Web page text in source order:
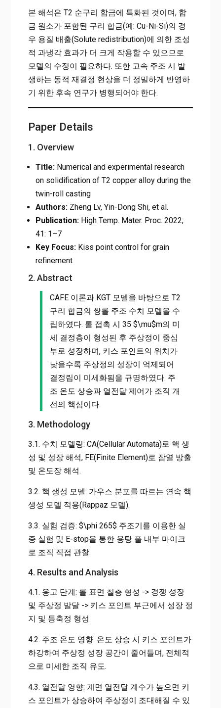
본 해석은 T2 순구리 합금에 특화된 것이며, 합
금 원소가 포함된 구리 합금(예: Cu-Ni-Si)의 경
우 용질 배출(Solute redistribution)에 의한 조성
적 과냉각 효과가 더 크게 작용할 수 있으므로
모델의 수정이 필요하다. 또한 고속 주조 시 발
생하는 동적 재결정 현상을 더 정밀하게 반영하
기 위한 후속 연구가 병행되어야 한다.
Paper Details
1. Overview
Title:Numerical and experimental research
on solidification of T2 copper alloy during the
twin-roll casting
Authors:Zheng Lv, Yin-Dong Shi, et al.
Publication:High Temp. Mater. Proc. 2022;
41: 1–7
Key Focus:Kiss point control for grain
refinement
2. Abstract
CAFE 이론과 KGT 모델을 바탕으로 T2
구리 합금의 쌍롤 주조 수치 모델을 수
립하였다. 롤 접촉 시 35 $\mu$m의 미
세 결정층이 형성된 후 주상정이 중심
부로 성장하며, 키스 포인트의 위치가
낮을수록 주상정의 성장이 억제되어
결정립이 미세화됨을 규명하였다. 주
조 온도 상승과 열전달 제어가 조직 개
선의 핵심이다.
3. Methodology
3.1. 수치 모델링: CA(Cellular Automata)로 핵 생
성 및 성장 해석, FE(Finite Element)로 잠열 방출
및 온도장 해석.
3.2. 핵 생성 모델: 가우스 분포를 따르는 연속 핵
생성 모델 적용(Rappaz 모델).
3.3. 실험 검증: $\phi 265$ 주조기를 이용한 실
증 실험 및 E-stop을 통한 용탕 풀 내부 마이크
로 조직 직접 관찰.
4. Results and Analysis
4.1. 응고 단계: 롤 표면 칠층 형성 -> 경쟁 성장
및 주상정 발달 -> 키스 포인트 부근에서 성장 정
지 및 등축정 형성.
4.2. 주조 온도 영향: 온도 상승 시 키스 포인트가
하강하여 주상정 성장 공간이 줄어들며, 전체적
으로 미세한 조직 유도.
4.3. 열전달 영향: 계면 열전달 계수가 높으면 키
스 포인트가 상승하여 주상정이 조대해질 수 있